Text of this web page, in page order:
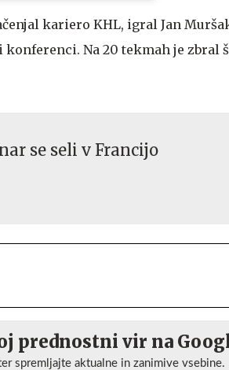
kariero KHL, igral Jan
Na 20 tekmah je zbral
se seli v Francijo
prednostni vir na
spremljajte aktualne in zanimive vsebine.